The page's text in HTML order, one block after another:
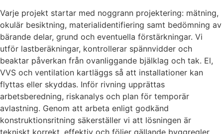
Varje projekt startar med noggrann projektering: mätning,
okulär besiktning, materialidentifiering samt bedömning av
bärande delar, grund och eventuella förstärkningar. Vi
utför lastberäkningar, kontrollerar spännvidder och
beaktar påverkan från ovanliggande bjälklag och tak. El,
VVS och ventilation kartläggs så att installationer kan
flyttas eller skyddas. Inför rivning upprättas
arbetsberedning, riskanalys och plan för temporär
avlastning. Genom att arbeta enligt godkänd
konstruktionsritning säkerställer vi att lösningen är